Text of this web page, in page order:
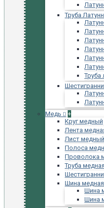
Труба
Труба
Медь
+
Круг медный
Лента
Лист медный
Полоса
Проволока
Труба медная
Шина медная
Шина
Шина